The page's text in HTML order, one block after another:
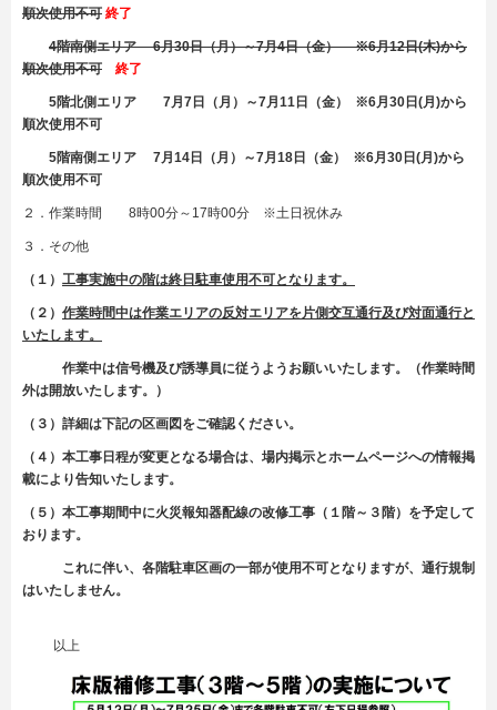
順次使用不可 終了
4階南側エリア 6月30日（月）～7月4日（金） ※6月12日(木)から
順次使用不可
終了
5階北側エリア 7月 7 日（月）～7月11 日（金） ※6月 30 日 (月 )から
順次使用不可
5階南側エリア 7月 14 日（月）～7月18日（金） ※6月 30 日 (月 )から
順次使用不可
２．作業時間 8時00分～17時00分 ※土日祝休み
３．その他
（１） 工事実施中の階は終日駐車使用不可となります。
（２） 作業時間中は作業エリアの反対エリアを片側交互通行及び対面通行と
いたします。
作業中は信号機及び誘導員に従うようお願いいたします。（作業時間
外は開放いたします。）
（３）詳細は下記の区画図をご確認ください。
（４）本工事日程が変更となる場合は、場内掲示とホームページへの情報掲
載により告知いたします。
（５）本工事期間中に火災報知器配線の改修工事（１階～３階）を予定して
おります。
これに伴い、各階駐車区画の一部が使用不可となりますが、通行規制
はいたしません。
以上